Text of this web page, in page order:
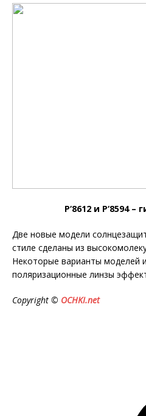
P‘8612 и P‘8594
Две новые модели
стиле сделаны из
Некоторые варианты моделей
поляризационные линзы
Copyright © OCHKI.net